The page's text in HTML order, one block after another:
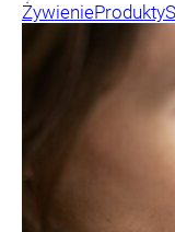
ŻywienieProdukty